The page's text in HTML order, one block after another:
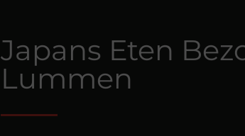
Japans Eten
Lummen